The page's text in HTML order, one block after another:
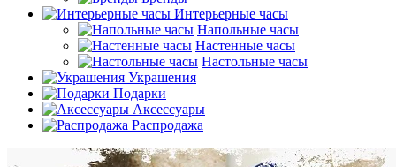
Интерьерные часы
Напольные часы
Настенные часы
Настольные часы
Украшения
Подарки
Аксессуары
Распродажа